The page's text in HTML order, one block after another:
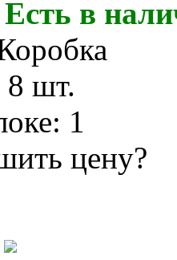
Есть в
8 шт.
1
цену?